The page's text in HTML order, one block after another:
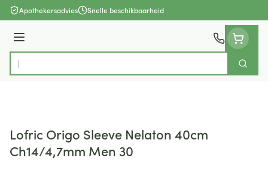
Ga naar de inhoud
Apothekersadvies Snelle beschikbaarheid
Menu
Product, merk, categorie...
Zoek
Lofric Origo Sleeve Nelaton 40cm
Ch14/4,7mm Men 30